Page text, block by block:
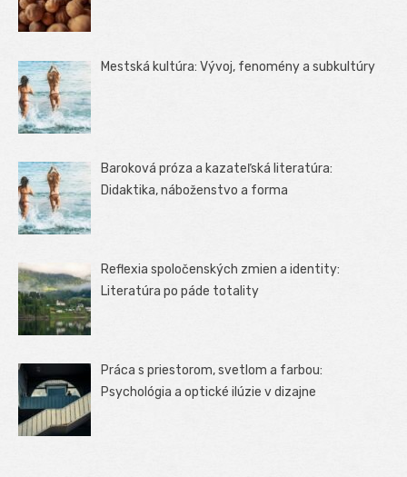
Mestská kultúra: Vývoj, fenomény a subkultúry
Baroková próza a kazateľská literatúra:
Didaktika, náboženstvo a forma
Reflexia spoločenských zmien a identity:
Literatúra po páde totality
Práca s priestorom, svetlom a farbou:
Psychológia a optické ilúzie v dizajne